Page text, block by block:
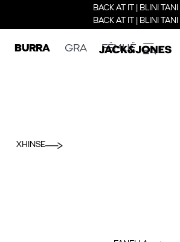
BACK AT IT | BLINI TANI
BACK AT IT | BLINI TANI
BURRA GRA FËMIJË
XHINSE